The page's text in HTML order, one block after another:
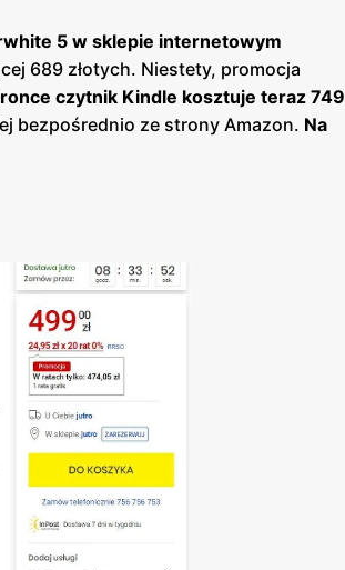
5 w sklepie internetowym
689 złotych. Niestety, promocja
czytnik Kindle kosztuje teraz 749
bezpośrednio ze strony Amazon. Na